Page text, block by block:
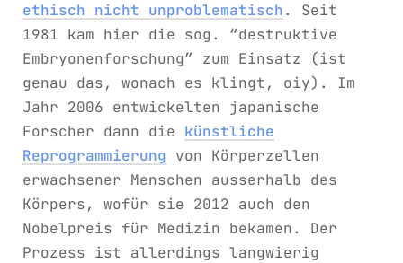
ethisch nicht unproblematisch. Seit
1981 kam hier die sog. “destruktive
Embryonenforschung” zum Einsatz (ist
genau das, wonach es klingt, oiy). Im
Jahr 2006 entwickelten japanische
Forscher dann die künstliche
Reprogrammierung von Körperzellen
erwachsener Menschen ausserhalb des
Körpers, wofür sie 2012 auch den
Nobelpreis für Medizin bekamen. Der
Prozess ist allerdings langwierig